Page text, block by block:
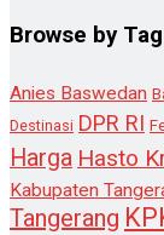
Browse by Tag
Anies Baswedan
Destinasi DPR RI
Harga Hasto
Kabupaten
Tangerang